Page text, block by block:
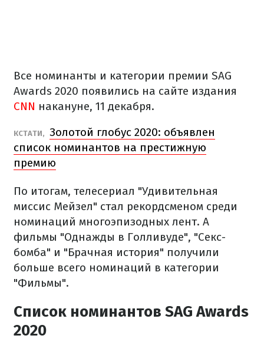
Все номинанты и категории премии SAG
Awards 2020 появились на сайте издания
CNN накануне, 11 декабря.
КСТАТИ, Золотой глобус 2020: объявлен
список номинантов на престижную
премию
По итогам, телесериал "Удивительная
миссис Мейзел" стал рекордсменом среди
номинаций многоэпизодных лент. А
фильмы "Однажды в Голливуде", "Секс-
бомба" и "Брачная история" получили
больше всего номинаций в категории
"Фильмы".
Список номинантов SAG Awards
2020